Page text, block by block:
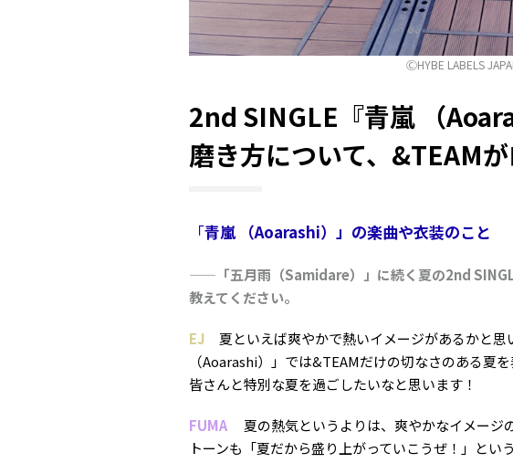
ⒸHYBE LABELS
2nd SINGLE『青嵐 （
磨き方について、&TEAMが
「青嵐 （Aoarashi）」の楽曲や衣装のこと
——「五月雨（Samidare）」に続く夏の2nd
教えてください。
EJ 夏といえば爽やかで熱いイメージがあるかと思
（Aoarashi）」では&TEAMだけの切なさのある夏
皆さんと特別な夏を過ごしたいなと思います！
FUMA 夏の熱気というよりは、爽やかなイメージ
トーンも「夏だから盛り上がっていこうぜ！」とい